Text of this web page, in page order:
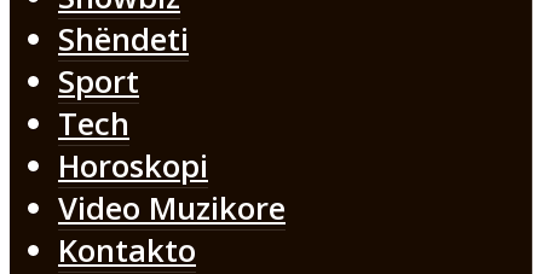
Shëndeti
Sport
Tech
Horoskopi
Video Muzikore
Kontakto